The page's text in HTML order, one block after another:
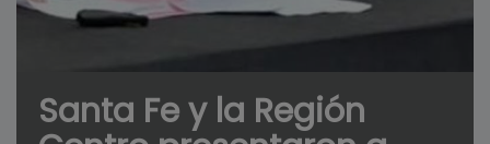
Santa Fe y la Región